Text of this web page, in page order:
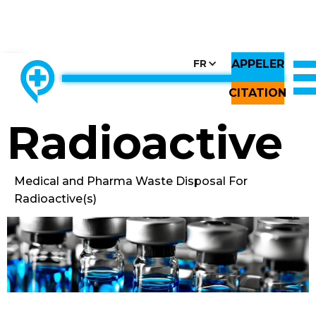
FR APPELER
CITATION
Back to All Images
Radioactive
Medical and Pharma Waste Disposal For
Radioactive(s)
CHOOSE COUNTRY, CHOOSE CANADA, CHOOSE THE BEST
THE ONLY LOCALLY-OWNED MED WASTE PROCESSOR.